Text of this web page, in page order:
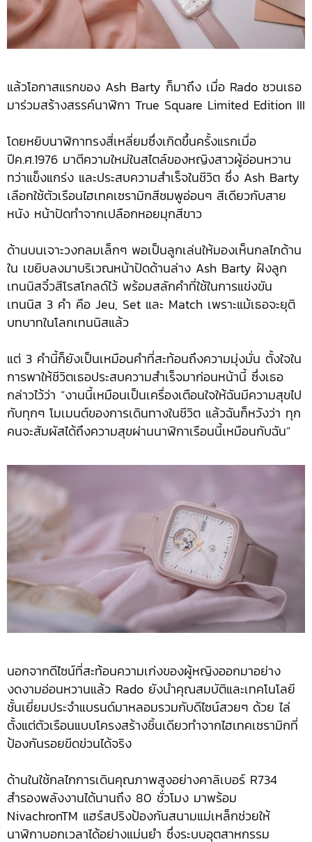
แล้วโอกาสแรกของ Ash Barty ก็มาถึง เมื่อ Rado ชวนเธอ
มาร่วมสร้างสรรค์นาฬิกา True Square Limited Edition III
โดยหยิบนาฬิกาทรงสี่เหลี่ยมซึ่งเกิดขึ้นครั้งแรกเมื่อ
ปีค.ศ.1976 มาตีความใหม่ในสไตล์ของหญิงสาวผู้อ่อนหวาน
ทว่าแข็งแกร่ง และประสบความสำเร็จในชีวิต ซึ่ง Ash Barty
เลือกใช้ตัวเรือนไฮเทคเซรามิกสีชมพูอ่อนๆ สีเดียวกับสาย
หนัง หน้าปัดทำจากเปลือกหอยมุกสีขาว
ด้านบนเจาะวงกลมเล็กๆ พอเป็นลูกเล่นให้มองเห็นกลไกด้าน
ใน เขยิบลงมาบริเวณหน้าปัดด้านล่าง Ash Barty ฝังลูก
เทนนิสจิ๋วสีโรสโกลด์ไว้ พร้อมสลักคำที่ใช้ในการแข่งขัน
เทนนิส 3 คำ คือ Jeu, Set และ Match เพราะแม้เธอจะยุติ
บทบาทในโลกเทนนิสแล้ว
แต่ 3 คำนี้ก็ยังเป็นเหมือนคำที่สะท้อนถึงความมุ่งมั่น ตั้งใจใน
การพาให้ชีวิตเธอประสบความสำเร็จมาก่อนหน้านี้ ซึ่งเธอ
กล่าวไว้ว่า “งานนี้เหมือนเป็นเครื่องเตือนใจให้ฉันมีความสุขไป
กับทุกๆ โมเมนต์ของการเดินทางในชีวิต แล้วฉันก็หวังว่า ทุก
คนจะสัมผัสได้ถึงความสุขผ่านนาฬิกาเรือนนี้เหมือนกับฉัน”
นอกจากดีไซน์ที่สะท้อนความเก่งของผู้หญิงออกมาอย่าง
งดงามอ่อนหวานแล้ว Rado ยังนำคุณสมบัติและเทคโนโลยี
ชั้นเยี่ยมประจำแบรนด์มาหลอมรวมกับดีไซน์สวยๆ ด้วย ไล่
ตั้งแต่ตัวเรือนแบบโครงสร้างชิ้นเดียวทำจากไฮเทคเซรามิกที่
ป้องกันรอยขีดข่วนได้จริง
ด้านในใช้กลไกการเดินคุณภาพสูงอย่างคาลิเบอร์ R734
สำรองพลังงานได้นานถึง 80 ชั่วโมง มาพร้อม
NivachronTM แฮร์สปริงป้องกันสนามแม่เหล็กช่วยให้
นาฬิกาบอกเวลาได้อย่างแม่นยำ ซึ่งระบบอุตสาหกรรม